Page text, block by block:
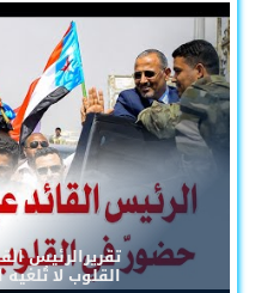
تقريرالرئيس
القلوب لا تُلغيه